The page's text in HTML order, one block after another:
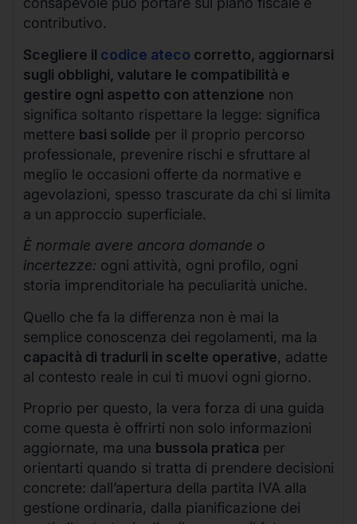
contributivo.
Scegliere il codice ateco corretto, aggiornarsi
sugli obblighi, valutare le compatibilità e
gestire ogni aspetto con attenzione non
significa soltanto rispettare la legge: significa
mettere basi solide per il proprio percorso
professionale, prevenire rischi e sfruttare al
meglio le occasioni offerte da normative e
agevolazioni, spesso trascurate da chi si limita
a un approccio superficiale.
È normale avere ancora domande o
incertezze: ogni attività, ogni profilo, ogni
storia imprenditoriale ha peculiarità uniche.
Quello che fa la differenza non è mai la
semplice conoscenza dei regolamenti, ma la
capacità di tradurli in scelte operative, adatte
al contesto reale in cui ti muovi ogni giorno.
Proprio per questo, la vera forza di una guida
come questa è offrirti non solo informazioni
aggiornate, ma una bussola pratica per
orientarti quando si tratta di prendere decisioni
concrete: dall’apertura della partita IVA alla
gestione ordinaria, dalla pianificazione dei